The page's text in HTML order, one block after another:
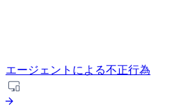
エージェントによる不正行為